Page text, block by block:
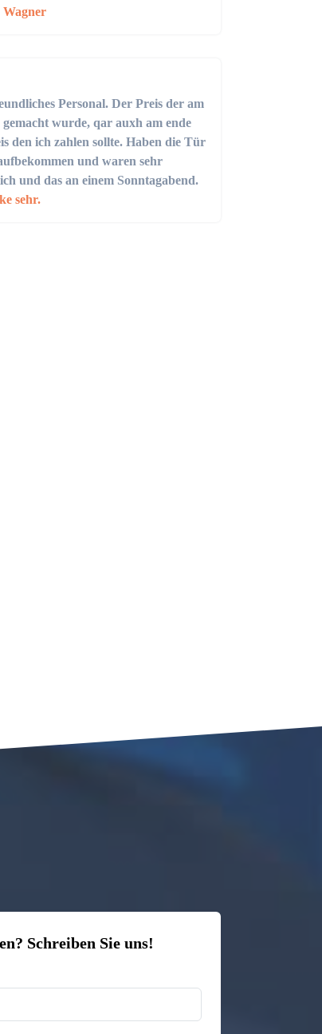
Personal. Der Preis der am
gemacht wurde, qar auxh am ende
den ich zahlen sollte. Haben die Tür
und waren sehr
und das an einem Sonntagabend.
sehr.
Schreiben Sie uns!